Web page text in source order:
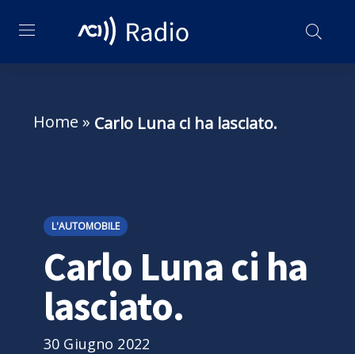
Home » Carlo Luna ci ha lasciato.
L'AUTOMOBILE
Carlo Luna ci ha
lasciato.
30 Giugno 2022